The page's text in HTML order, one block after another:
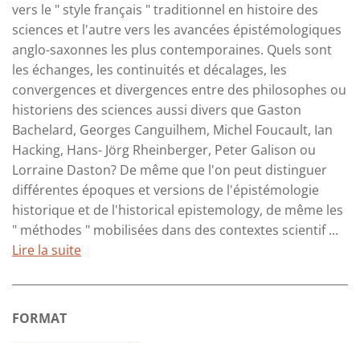
vers le " style français " traditionnel en histoire des
sciences et l'autre vers les avancées épistémologiques
anglo-saxonnes les plus contemporaines. Quels sont
les échanges, les continuités et décalages, les
convergences et divergences entre des philosophes ou
historiens des sciences aussi divers que Gaston
Bachelard, Georges Canguilhem, Michel Foucault, Ian
Hacking, Hans- Jörg Rheinberger, Peter Galison ou
Lorraine Daston? De même que l'on peut distinguer
différentes époques et versions de l'épistémologie
historique et de l'historical epistemology, de même les
" méthodes " mobilisées dans des contextes scientif ...
Lire la suite
FORMAT